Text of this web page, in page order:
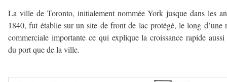
La ville de Toronto, initialement nommée York jusque dans les
1840, fut établie sur un site de front de lac protégé, le long d’une
commerciale importante ce qui explique la croissance rapide
du port que de la ville.